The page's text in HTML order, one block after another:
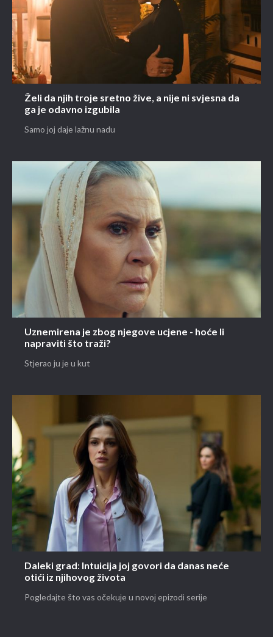
Želi da njih troje sretno žive, a nije ni svjesna da
ga je odavno izgubila
Samo joj daje lažnu nadu
Uznemirena je zbog njegove ucjene - hoće li
napraviti što traži?
Stjerao ju je u kut
Daleki grad: Intuicija joj govori da danas neće
otići iz njihovog života
Pogledajte što vas očekuje u novoj epizodi serije